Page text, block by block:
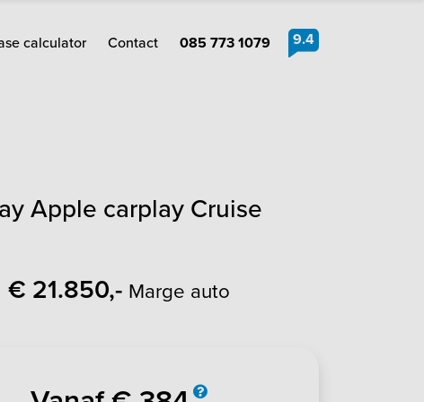
9.4
calculator Contact 085 773 1079
Apple carplay Cruise
€ 21.850,- Marge auto